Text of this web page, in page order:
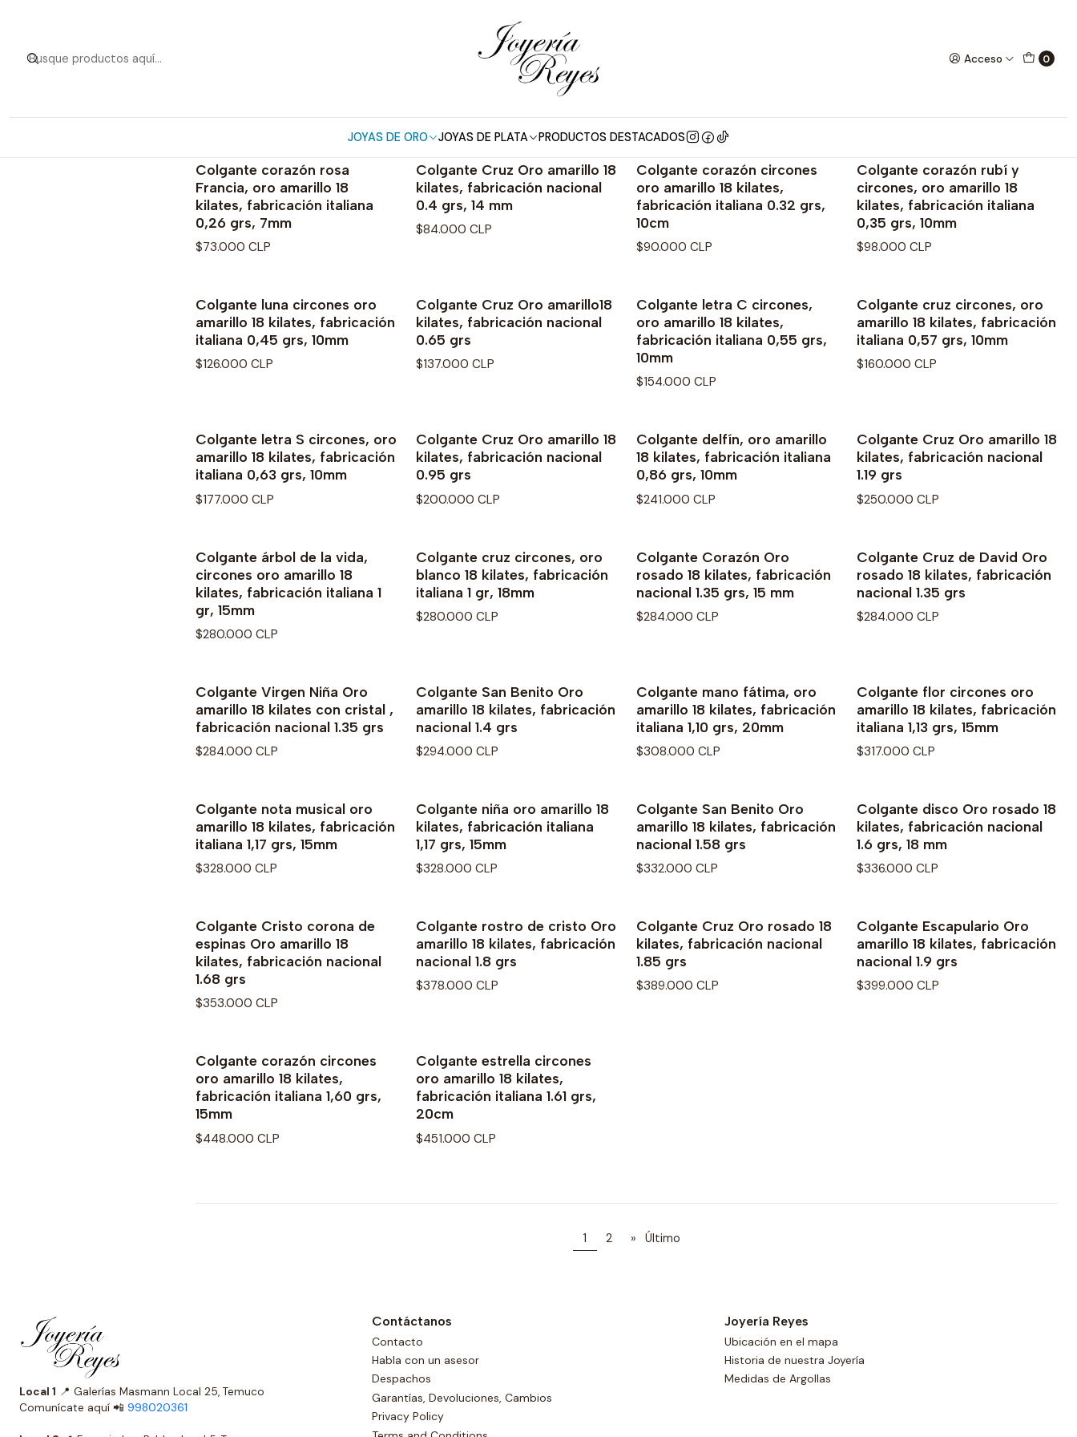
Acceso 0
JOYAS DE ORO JOYAS DE PLATA PRODUCTOS DESTACADOS
Colgante de Oro 18 kt
No disponible
Colgante corazón rosa
Francia, oro amarillo 18
kilates, fabricación italiana
0,26 grs, 7mm
$73.000 CLP
Colgante Cruz Oro amarillo 18
kilates, fabricación nacional
0.4 grs, 14 mm
$84.000 CLP
Agotado
Colgante corazón circones
oro amarillo 18 kilates,
fabricación italiana 0.32 grs,
10cm
$90.000 CLP
Agotado
Colgante corazón rubí y
circones, oro amarillo 18
kilates, fabricación italiana
0,35 grs, 10mm
$98.000 CLP
Colgante luna circones oro
amarillo 18 kilates, fabricación
italiana 0,45 grs, 10mm
$126.000 CLP
Colgante Cruz Oro amarillo18
kilates, fabricación nacional
0.65 grs
$137.000 CLP
No disponible
Colgante letra C circones,
oro amarillo 18 kilates,
fabricación italiana 0,55 grs,
10mm
$154.000 CLP
Colgante cruz circones, oro
amarillo 18 kilates, fabricación
italiana 0,57 grs, 10mm
$160.000 CLP
No disponible
Colgante letra S circones, oro
amarillo 18 kilates, fabricación
italiana 0,63 grs, 10mm
$177.000 CLP
Agotado
Colgante Cruz Oro amarillo 18
kilates, fabricación nacional
0.95 grs
$200.000 CLP
Colgante delfín, oro amarillo
18 kilates, fabricación italiana
0,86 grs, 10mm
$241.000 CLP
Colgante Cruz Oro amarillo 18
kilates, fabricación nacional
1.19 grs
$250.000 CLP
Colgante árbol de la vida,
circones oro amarillo 18
kilates, fabricación italiana 1
gr, 15mm
$280.000 CLP
Colgante cruz circones, oro
blanco 18 kilates, fabricación
italiana 1 gr, 18mm
$280.000 CLP
Colgante Corazón Oro
rosado 18 kilates, fabricación
nacional 1.35 grs, 15 mm
$284.000 CLP
Colgante Cruz de David Oro
rosado 18 kilates, fabricación
nacional 1.35 grs
$284.000 CLP
Colgante Virgen Niña Oro
amarillo 18 kilates con cristal ,
fabricación nacional 1.35 grs
$284.000 CLP
Colgante San Benito Oro
amarillo 18 kilates, fabricación
nacional 1.4 grs
$294.000 CLP
Colgante mano fátima, oro
amarillo 18 kilates, fabricación
italiana 1,10 grs, 20mm
$308.000 CLP
Colgante flor circones oro
amarillo 18 kilates, fabricación
italiana 1,13 grs, 15mm
$317.000 CLP
Colgante nota musical oro
amarillo 18 kilates, fabricación
italiana 1,17 grs, 15mm
$328.000 CLP
Agotado
Colgante niña oro amarillo 18
kilates, fabricación italiana
1,17 grs, 15mm
$328.000 CLP
Colgante San Benito Oro
amarillo 18 kilates, fabricación
nacional 1.58 grs
$332.000 CLP
Colgante disco Oro rosado 18
kilates, fabricación nacional
1.6 grs, 18 mm
$336.000 CLP
Colgante Cristo corona de
espinas Oro amarillo 18
kilates, fabricación nacional
1.68 grs
$353.000 CLP
Colgante rostro de cristo Oro
amarillo 18 kilates, fabricación
nacional 1.8 grs
$378.000 CLP
Colgante Cruz Oro rosado 18
kilates, fabricación nacional
1.85 grs
$389.000 CLP
Colgante Escapulario Oro
amarillo 18 kilates, fabricación
nacional 1.9 grs
$399.000 CLP
Colgante corazón circones
oro amarillo 18 kilates,
fabricación italiana 1,60 grs,
15mm
$448.000 CLP
Colgante estrella circones
oro amarillo 18 kilates,
fabricación italiana 1.61 grs,
20cm
$451.000 CLP
1 2 » Último
Local 1 📍 Galerías Masmann Local 25, Temuco
Comunícate aquí 📲 998020361
Contáctanos
Contacto
Habla con un asesor
Despachos
Garantías, Devoluciones, Cambios
Privacy Policy
Joyería Reyes
Ubicación en el mapa
Historia de nuestra Joyería
Medidas de Argollas